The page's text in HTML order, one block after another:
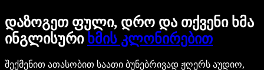
დაზოგეთ ფული, დრო და თქვენი ხმა
ინგლისური ხმის კლონირებით
შექმენით ათასობით საათი ბუნებრივად ჟღერს აუდიო,